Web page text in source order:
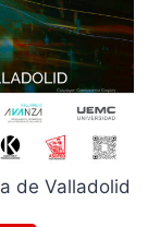
de Valladolid